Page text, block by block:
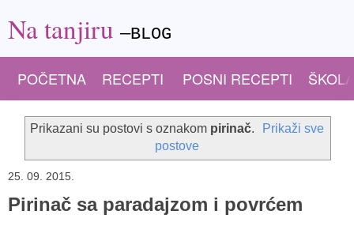
Na tanjiru—BLOG
POČETNA RECEPTI POSNI RECEPTI
Prikazani su postovi s oznakom pirinač.
Prikaži sve
postove
25. 09. 2015.
Pirinač sa paradajzom i povrćem